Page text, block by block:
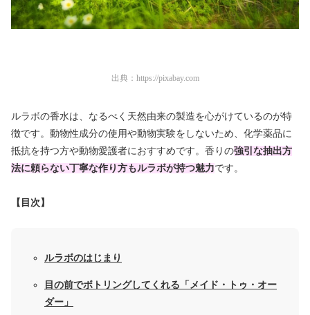
出典： https://pixabay.com
ルラボの香水は、なるべく天然由来の製造を心がけているのが特
徴です。動物性成分の使用や動物実験をしないため、化学薬品に
抵抗を持つ方や動物愛護者におすすめです。香りの強引な抽出方
法に頼らない丁寧な作り方もルラボが持つ魅力です。
【目次】
ルラボのはじまり
目の前でボトリングしてくれる「メイド・トゥ・オー
ダー」